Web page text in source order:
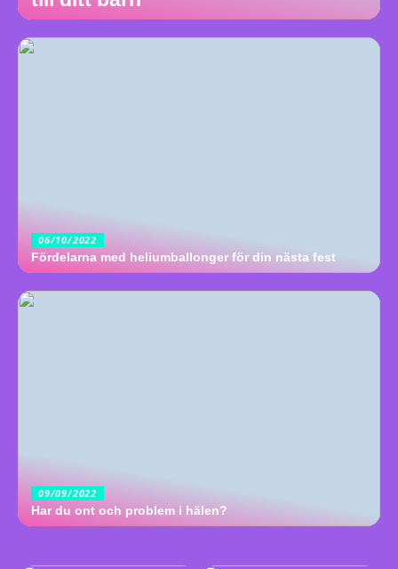
06/10/2022
Fördelarna med heliumballonger för din nästa fest
09/09/2022
Har du ont och problem i hälen?